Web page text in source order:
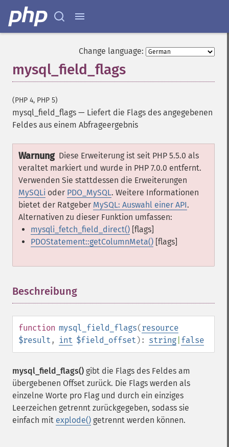
Change language:
mysql_field_flags
(PHP 4, PHP 5)
mysql_field_flags — Liefert die Flags des angegebenen
Feldes aus einem Abfrageergebnis
Warnung Diese Erweiterung ist seit PHP 5.5.0 als
veraltet markiert und wurde in PHP 7.0.0 entfernt.
Verwenden Sie stattdessen die Erweiterungen
MySQLi oder PDO_MySQL. Weitere Informationen
bietet der Ratgeber MySQL: Auswahl einer API.
Alternativen zu dieser Funktion umfassen:
mysqli_fetch_field_direct() [flags]
PDOStatement::getColumnMeta() [flags]
Beschreibung
function mysql_field_flags(resource
$result , int $field_offset ): string false
mysql_field_flags() gibt die Flags des Feldes am
übergebenen Offset zurück. Die Flags werden als
einzelne Worte pro Flag und durch ein einziges
Leerzeichen getrennt zurückgegeben, sodass sie
einfach mit explode() getrennt werden können.